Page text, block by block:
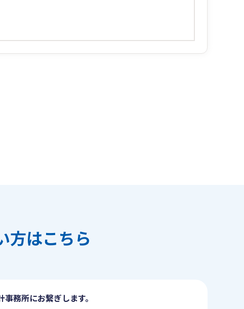
方はこちら
務所にお繋ぎします。